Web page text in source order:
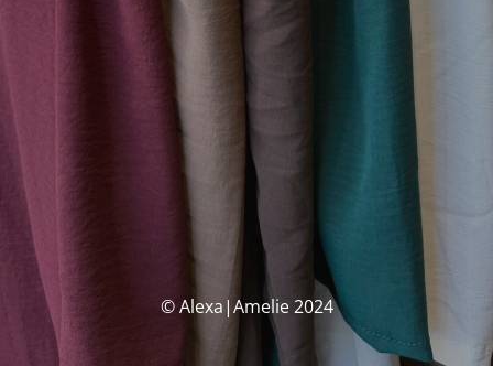
© Alexa|Amelie 2024